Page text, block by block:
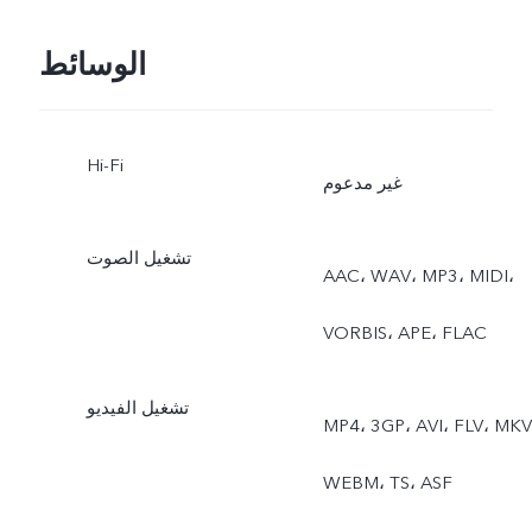
من 5 طبقات المزدوج
الوسائط
Hi-Fi
غير مدعوم
تشغيل الصوت
AAC، ‏WAV، ‏MP3، ‏MIDI،
‏VORBIS، ‏APE، ‏FLAC
تشغيل الفيديو
MP4، ‏3GP، ‏AVI، ‏FLV، ‏MKV،
‏WEBM، ‏TS، ‏ASF